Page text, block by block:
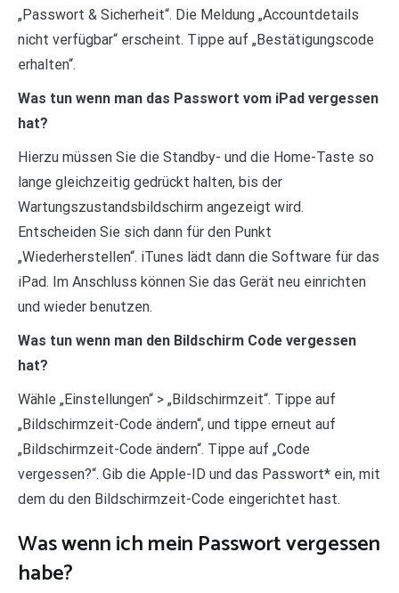
„Passwort & Sicherheit“. Die Meldung „Accountdetails
nicht verfügbar“ erscheint. Tippe auf „Bestätigungscode
erhalten“.
Was tun wenn man das Passwort vom iPad vergessen
hat?
Hierzu müssen Sie die Standby- und die Home-Taste so
lange gleichzeitig gedrückt halten, bis der
Wartungszustandsbildschirm angezeigt wird.
Entscheiden Sie sich dann für den Punkt
„Wiederherstellen“. iTunes lädt dann die Software für das
iPad. Im Anschluss können Sie das Gerät neu einrichten
und wieder benutzen.
Was tun wenn man den Bildschirm Code vergessen
hat?
Wähle „Einstellungen“ > „Bildschirmzeit“. Tippe auf
„Bildschirmzeit-Code ändern“, und tippe erneut auf
„Bildschirmzeit-Code ändern“. Tippe auf „Code
vergessen?“. Gib die Apple-ID und das Passwort* ein, mit
dem du den Bildschirmzeit-Code eingerichtet hast.
Was wenn ich mein Passwort vergessen
habe?